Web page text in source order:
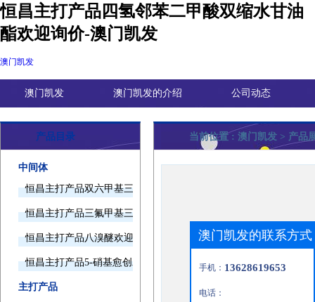
恒昌主打产品四氢邻苯二甲酸双缩水甘油
酯欢迎询价-澳门凯发
澳门凯发
澳门凯发 澳门凯发的介绍 公司动态
产品目录
中间体
恒昌主打产品双六甲基三胺欢迎询价
恒昌主打产品三氟甲基三甲基硅烷欢迎询价
恒昌主打产品八溴醚欢迎询价
恒昌主打产品5-硝基愈创木酚钠欢迎询价
主打产品
当前位置 : 澳门凯发 > 产品
澳门凯发的联系方式
手机： 13628619653
电话：